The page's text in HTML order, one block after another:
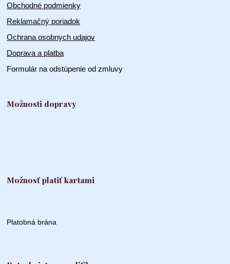
Obchodné podmienky
Reklamačný poriadok
Ochrana osobnych udajov
Doprava a platba
Formulár na odstúpenie od zmluvy
Možnosti dopravy
Možnosť platiť kartami
Platobná brána